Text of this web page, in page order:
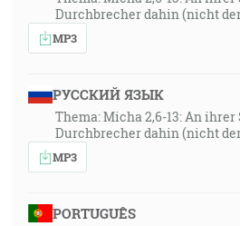
Durchbrecher dahin (nicht
MP3
РУССКИЙ ЯЗЫК
Thema: Micha 2,6-13: An
Durchbrecher dahin (nicht
MP3
PORTUGUÊS